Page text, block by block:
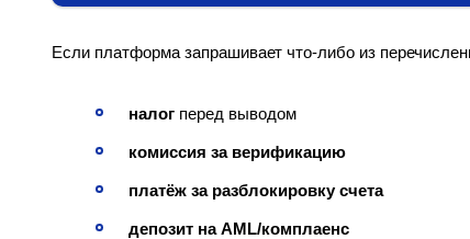
Если платформа запрашивает что-либо из
налог перед выводом
комиссия за верификацию
платёж за разблокировку счета
депозит на AML/комплаенс